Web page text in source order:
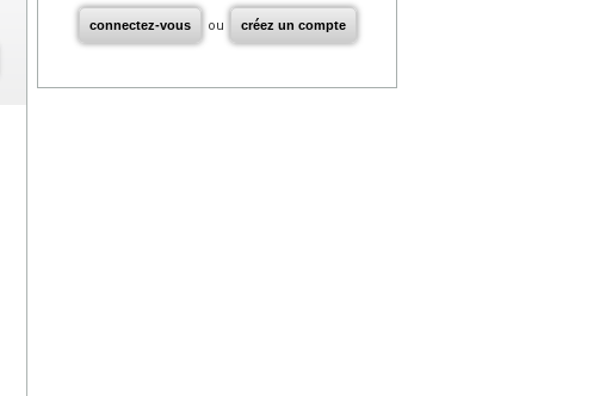
connectez-vous ou créez un compte